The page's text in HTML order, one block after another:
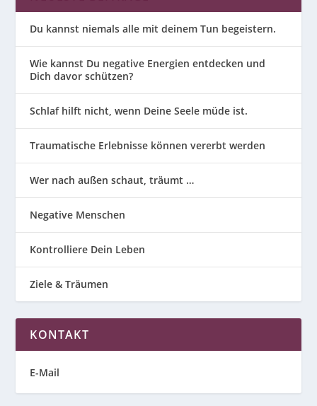
Du kannst niemals alle mit deinem Tun begeistern.
Wie kannst Du negative Energien entdecken und
Dich davor schützen?
Schlaf hilft nicht, wenn Deine Seele müde ist.
Traumatische Erlebnisse können vererbt werden
Wer nach außen schaut, träumt …
Negative Menschen
Kontrolliere Dein Leben
Ziele & Träumen
KONTAKT
E-Mail